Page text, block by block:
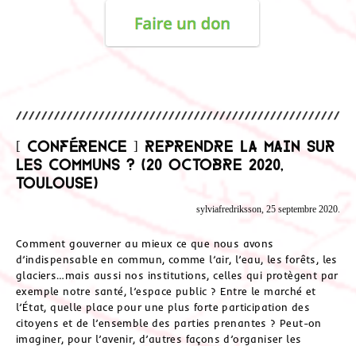
[ Conférence ] Reprendre la main sur
les communs ? (20 octobre 2020,
Toulouse)
sylviafredriksson, 25 septembre 2020.
Comment gouverner au mieux ce que nous avons
d’indispensable en commun, comme l’air, l’eau, les forêts, les
glaciers…mais aussi nos institutions, celles qui protègent par
exemple notre santé, l’espace public ? Entre le marché et
l’État, quelle place pour une plus forte participation des
citoyens et de l’ensemble des parties prenantes ? Peut-on
imaginer, pour l’avenir, d’autres façons d’organiser les